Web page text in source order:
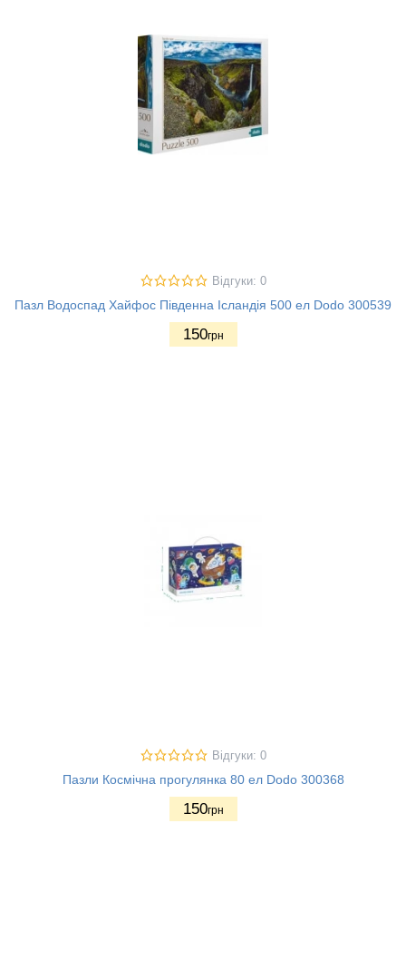
Відгуки: 0
Пазл Водоспад Хайфос Південна Ісландія 500 ел Dodo 300539
150грн
Відгуки: 0
Пазли Космічна прогулянка 80 ел Dodo 300368
150грн